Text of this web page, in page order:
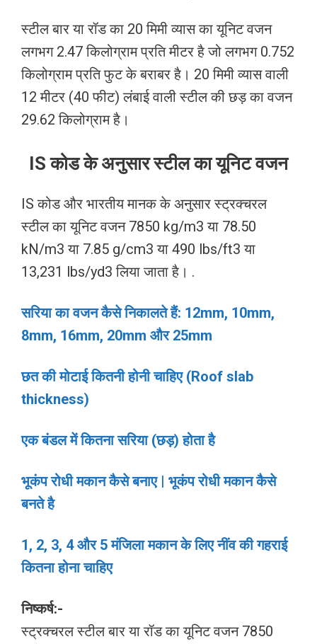
स्टील बार या रॉड का 20 मिमी व्यास का यूनिट वजन
लगभग 2.47 किलोग्राम प्रति मीटर है जो लगभग 0.752
किलोग्राम प्रति फुट के बराबर है। 20 मिमी व्यास वाली
12 मीटर (40 फीट) लंबाई वाली स्टील की छड़ का वजन
29.62 किलोग्राम है।
IS कोड के अनुसार स्टील का यूनिट वजन
IS कोड और भारतीय मानक के अनुसार स्ट्रक्चरल
स्टील का यूनिट वजन 7850 kg/m3 या 78.50
kN/m3 या 7.85 g/cm3 या 490 lbs/ft3 या
13,231 lbs/yd3 लिया जाता है। .
सरिया का वजन कैसे निकालते हैं: 12mm, 10mm,
8mm, 16mm, 20mm और 25mm
छत की मोटाई कितनी होनी चाहिए (Roof slab
thickness)
एक बंडल में कितना सरिया (छड़) होता है
भूकंप रोधी मकान कैसे बनाए | भूकंप रोधी मकान कैसे
बनते है
1, 2, 3, 4 और 5 मंजिला मकान के लिए नींव की गहराई
कितना होना चाहिए
निष्कर्ष:-
स्ट्रक्चरल स्टील बार या रॉड का यूनिट वजन 7850